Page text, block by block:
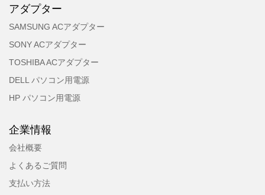
アダプター
SAMSUNG ACアダプター
SONY ACアダプター
TOSHIBA ACアダプター
DELL パソコン用電源
HP パソコン用電源
企業情報
会社概要
よくあるご質問
支払い方法